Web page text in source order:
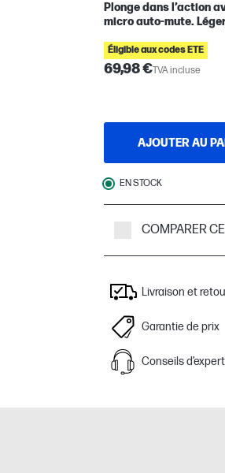
Plonge dans l’action
micro auto-mute.
Éligible aux codes ETE
69,98 €TVA incluse
AJOUTER AU
EN STOCK
COMPARER
Livraison et
Garantie de prix
Conseils